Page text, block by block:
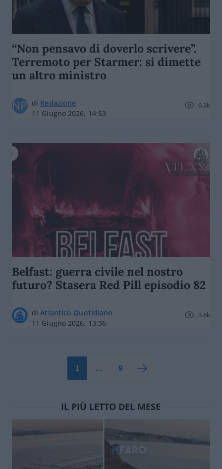
“Non pensavo di doverlo scrivere”.
Terremoto per Starmer: si dimette
un altro ministro
di Redazione
11 Giugno 2026, 14:53
6.3k
Belfast: guerra civile nel nostro
futuro? Stasera Red Pill episodio 82
diAtlantico Quotidiano
11 Giugno 2026, 13:36
3.6k
1 … 9
IL PIÙ LETTO DEL MESE